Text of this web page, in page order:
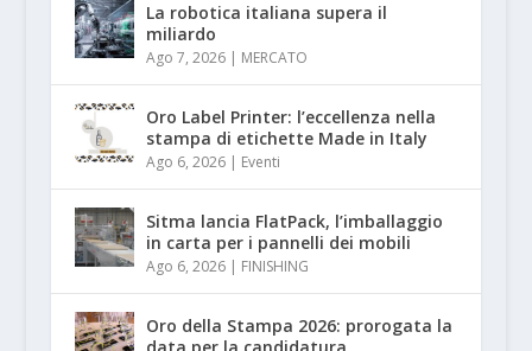
La robotica italiana supera il
miliardo
Ago 7, 2026| MERCATO
Oro Label Printer: l’eccellenza nella
stampa di etichette Made in Italy
Ago 6, 2026| Eventi
Sitma lancia FlatPack, l’imballaggio
in carta per i pannelli dei mobili
Ago 6, 2026| FINISHING
Oro della Stampa 2026: prorogata la